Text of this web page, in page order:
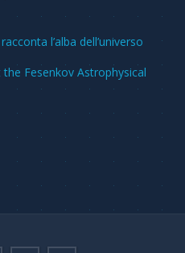
l’alba dell’universo
Fesenkov Astrophysical